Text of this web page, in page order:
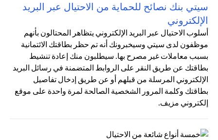
سيتي بنك نصائح للحماية من الاحتيال عبر البريد
الإلكتروني
أسلوب الاحتيال عبر البريد الإلكتروني يتظاهر المحتالون بأنهم
موظفون لدى سيتي وسيخبرونك أنه تم حظر بطاقتك الائتمانية
بسبب معاملات غير مصرح بها. سيطلبون منك إعادة تنشيط
بطاقتك عن طريق النقر على الروابط المتضمنة في رسائل البريد
الإلكتروني المرسلة من قبلهم أو عن طريق إدخال تفاصيل
بطاقتك وكلمة المرور الشخصية الصالحة لمرة واحدة على موقع
إلكتروني مزيف.